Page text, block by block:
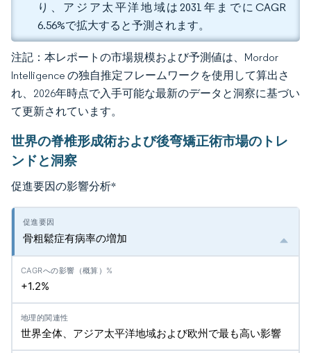
り、アジア太平洋地域は2031年までにCAGR
6.56%で拡大すると予測されます。
注記：本レポートの市場規模および予測値は、Mordor
Intelligence の独自推定フレームワークを使用して算出さ
れ、2026年時点で入手可能な最新のデータと洞察に基づい
て更新されています。
世界の脊椎形成術および後弯矯正術市場のトレ
ンドと洞察
促進要因の影響分析*
骨粗鬆症有病率の増加
+1.2%
世界全体、アジア太平洋地域および欧州で最も高い影響